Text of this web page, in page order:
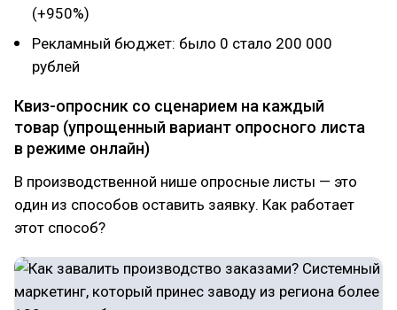
(+950%)
Рекламный бюджет: было 0 стало 200 000
рублей
Квиз-опросник со сценарием на каждый
товар (упрощенный вариант опросного листа
в режиме онлайн)
В производственной нише опросные листы — это
один из способов оставить заявку. Как работает
этот способ?